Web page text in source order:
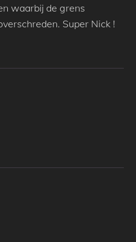
waarbij de grens
Super Nick !